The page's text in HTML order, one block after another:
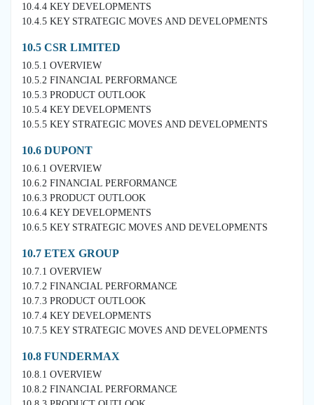
10.4.4 KEY DEVELOPMENTS
10.4.5 KEY STRATEGIC MOVES AND DEVELOPMENTS
10.5 CSR LIMITED
10.5.1 OVERVIEW
10.5.2 FINANCIAL PERFORMANCE
10.5.3 PRODUCT OUTLOOK
10.5.4 KEY DEVELOPMENTS
10.5.5 KEY STRATEGIC MOVES AND DEVELOPMENTS
10.6 DUPONT
10.6.1 OVERVIEW
10.6.2 FINANCIAL PERFORMANCE
10.6.3 PRODUCT OUTLOOK
10.6.4 KEY DEVELOPMENTS
10.6.5 KEY STRATEGIC MOVES AND DEVELOPMENTS
10.7 ETEX GROUP
10.7.1 OVERVIEW
10.7.2 FINANCIAL PERFORMANCE
10.7.3 PRODUCT OUTLOOK
10.7.4 KEY DEVELOPMENTS
10.7.5 KEY STRATEGIC MOVES AND DEVELOPMENTS
10.8 FUNDERMAX
10.8.1 OVERVIEW
10.8.2 FINANCIAL PERFORMANCE